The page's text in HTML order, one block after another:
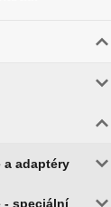
a adaptéry
- speciální